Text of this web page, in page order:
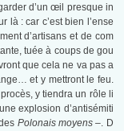
d’un œil presque in
là : car c’est bien l’ense
d’artisans et de com
tuée à coups de gou
que cela ne va pas a
et y mettront le feu.
y tiendra un rôle li
explosion d’antisémiti
Polonais moyens –. D